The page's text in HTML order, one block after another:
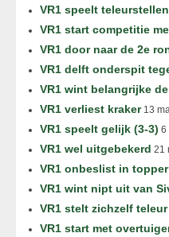
VR1 speelt
VR1 start competitie
VR1 door naar de 2e
VR1 delft onderspit
VR1 wint belangrijke
VR1 verliest kraker13
VR1 speelt gelijk (3-3) 6
VR1 wel uitgebekerd 21
VR1 onbeslist in topper
VR1 wint nipt uit van
VR1 stelt zichzelf teleur
VR1 start met